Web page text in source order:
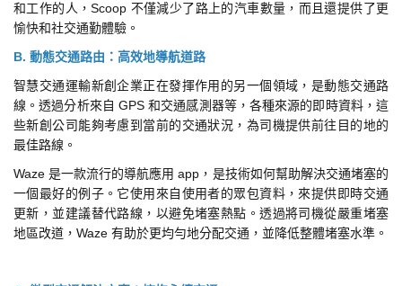
和工作的人，Scoop 不僅減少了路上的汽車數量，而且還提供了更
愉快和社交通勤體驗。
B. 動態交通路由：高效地導航道路
智慧交通運輸新創企業正在發揮作用的另一個領域，是動態交通路
線。透過分析來自 GPS 和交通感測器等，各種來源的即時資料，這
些新創公司能夠考慮到當前的交通狀況，為司機提供前往目的地的
最佳路線。
Waze 是一款流行的導航應用 app，是技術如何幫助解決交通堵塞的
一個最好的例子。它使用來自使用者的眾包資料，來提供即時交通
更新，並建議替代路線，以避免堵塞熱點。透過將司機從嚴重堵塞
地區改道，Waze 有助於更均勻地分配交通，並降低整體堵塞水準。